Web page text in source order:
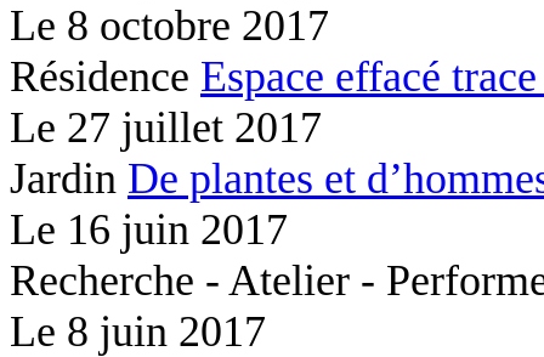
Le 8 octobre 2017
Résidence Espace effacé
Le 27 juillet 2017
Jardin De plantes et
Le 16 juin 2017
Recherche - Atelier -
Le 8 juin 2017